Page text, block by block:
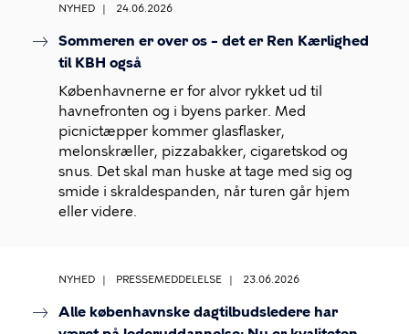
NYHED 24.06.2026
Sommeren er over os – det er Ren Kærlighed
til KBH også
Københavnerne er for alvor rykket ud til
havnefronten og i byens parker. Med
picnictæpper kommer glasflasker,
melonskræller, pizzabakker, cigaretskod og
snus. Det skal man huske at tage med sig og
smide i skraldespanden, når turen går hjem
eller videre.
NYHED PRESSEMEDDELELSE 23.06.2026
Alle københavnske dagtilbudsledere har